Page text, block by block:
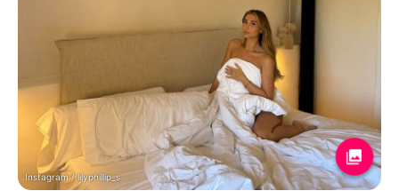
Instagram / lilyphillip_s